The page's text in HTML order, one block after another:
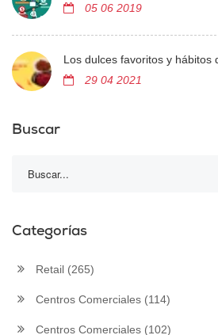
05 06 2019
Los dulces favoritos y hábitos
29 04 2021
Buscar
Categorías
Retail (265)
Centros Comerciales (114)
Centros Comerciales (102)